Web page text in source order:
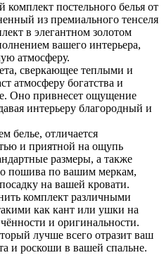
постельного белья от
из премиального тенселя
в элегантном золотом
вашего интерьера,
атмосферу.
сверкающее теплыми и
атмосферу богатства и
Оно привнесет ощущение
интерьеру благородный и
белье, отличается
и приятной на ощупь
размеры, а также
пошива по вашим меркам,
на вашей кровати.
комплект различными
как кант или ушки на
и оригинальности.
лучше всего отразит ваш
и роскоши в вашей спальне.